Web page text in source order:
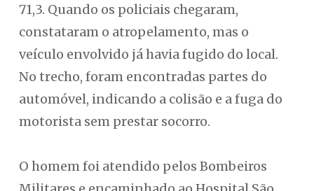
71,3. Quando os policiais chegaram,
constataram o atropelamento, mas o
veículo envolvido já havia fugido do local.
No trecho, foram encontradas partes do
automóvel, indicando a colisão e a fuga do
motorista sem prestar socorro.
O homem foi atendido pelos Bombeiros